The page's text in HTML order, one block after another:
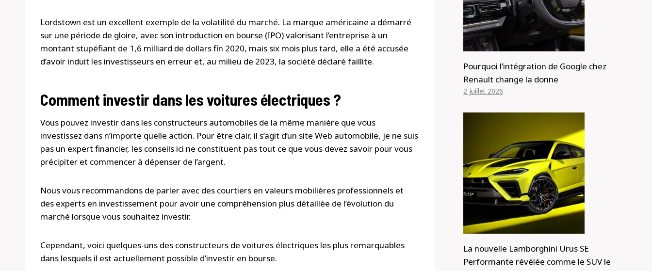
Lordstown est un excellent exemple de la volatilité du marché. La marque américaine a démarré
sur une période de gloire, avec son introduction en bourse (IPO) valorisant l’entreprise à un
montant stupéfiant de 1,6 milliard de dollars fin 2020, mais six mois plus tard, elle a été accusée
d’avoir induit les investisseurs en erreur et, au milieu de 2023, la société déclaré faillite.
Comment investir dans les voitures électriques ?
Vous pouvez investir dans les constructeurs automobiles de la même manière que vous
investissez dans n’importe quelle action. Pour être clair, il s’agit d’un site Web automobile, je ne suis
pas un expert financier, les conseils ici ne constituent pas tout ce que vous devez savoir pour vous
précipiter et commencer à dépenser de l’argent.
Nous vous recommandons de parler avec des courtiers en valeurs mobilières professionnels et
des experts en investissement pour avoir une compréhension plus détaillée de l’évolution du
marché lorsque vous souhaitez investir.
Cependant, voici quelques-uns des constructeurs de voitures électriques les plus remarquables
dans lesquels il est actuellement possible d’investir en bourse.
Pourquoi l’intégration de Google chez
Renault change la donne
2 juillet 2026
La nouvelle Lamborghini Urus SE
Performante révélée comme le SUV le